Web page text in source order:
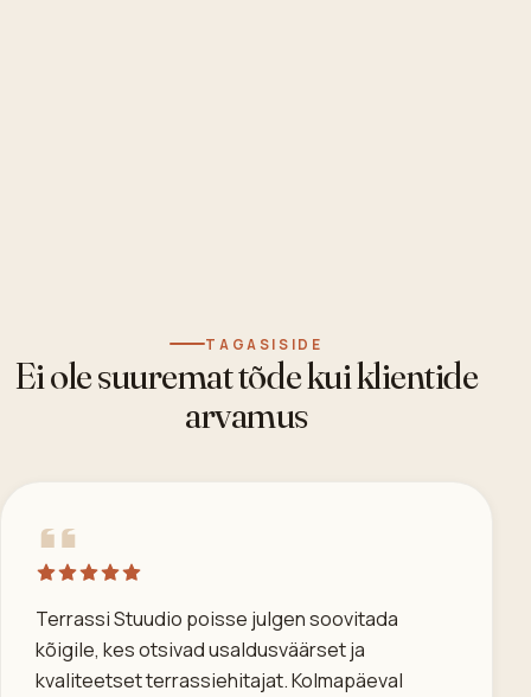
TAGASISIDE
Ei ole suuremat tõde kui klientide
arvamus
Terrassi Stuudio poisse julgen soovitada
kõigile, kes otsivad usaldusväärset ja
kvaliteetset terrassiehitajat. Kolmapäeval